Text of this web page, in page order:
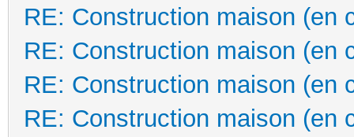
RE: Construction maison (en
RE: Construction maison (en
RE: Construction maison (en
RE: Construction maison (en